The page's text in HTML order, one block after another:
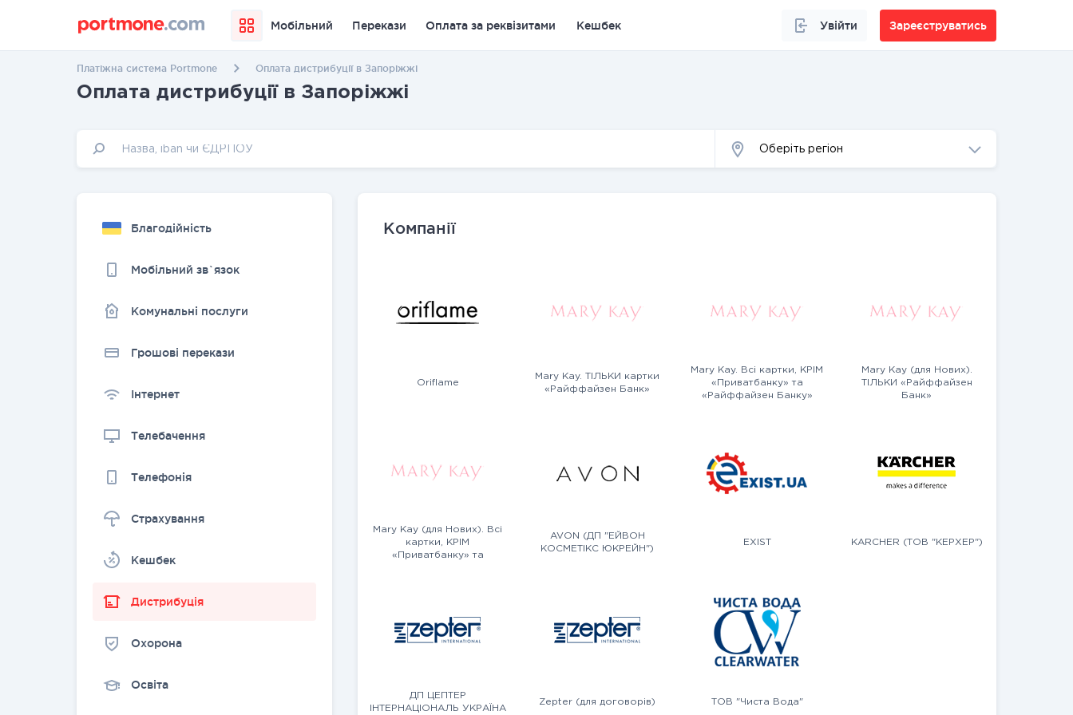
Мобільний Перекази Оплата за реквізитами Кешбек Увійти Зареєструватись
Платіжна система Portmone Оплата дистрибуції в Запоріжжі
Оплата дистрибуції в Запоріжжі
Оберіть регіон
Благодійність
Мобільний зв`язок
Комунальні послуги
Грошовi перекази
Інтернет
Телебачення
Телефонія
Страхування
Kешбек
Дистрибуція
Охорона
Освіта
Компанії
Oriflame
Mary Kay. ТІЛЬКИ картки
«Райффайзен Банк»
Mary Kay. Всі картки, КРІМ
«Приватбанку» та
«Райффайзен Банку»
Mary Kay (для Нових).
ТІЛЬКИ «Райффайзен
Банк»
Mary Kay (для Нових). Всі
картки, КРІМ
«Приватбанку» та
AVON (ДП "ЕЙВОН
КОСМЕТІКС ЮКРЕЙН")
EXIST KARCHER (ТОВ "КЕРХЕР")
ДП ЦЕПТЕР
ІНТЕРНАЦІОНАЛЬ УКРАЇНА
Zepter (для договорів) ТОВ "Чиста Вода"